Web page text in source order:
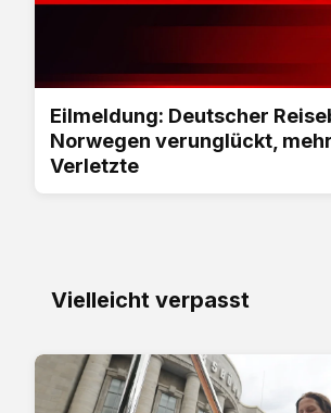
Eilmeldung: Deutscher
Norwegen verunglückt,
Verletzte
Vielleicht verpasst